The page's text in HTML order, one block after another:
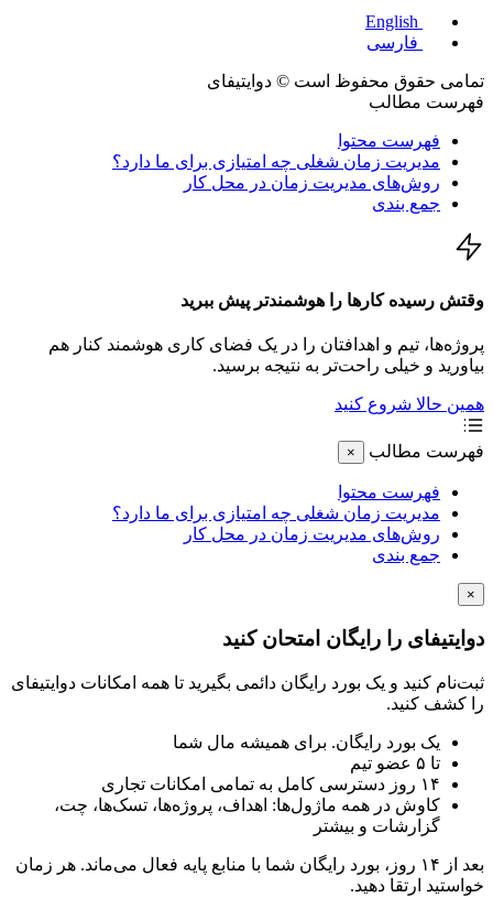
English
فارسی
حقوق محفوظ است © دوایتیفای
مطالب
فهرست محتوا
مدیریت زمان شغلی چه امتیازی برای ما دارد؟
روش‌های مدیریت زمان در محل کار
جمع بندی
رسیده کارها را هوشمندتر پیش ببرید
تیم و اهدافتان را در یک فضای کاری هوشمند کنار هم
و خیلی راحت‌تر به نتیجه برسید.
حالا شروع کنید
مطالب ×
فهرست محتوا
مدیریت زمان شغلی چه امتیازی برای ما دارد؟
روش‌های مدیریت زمان در محل کار
جمع بندی
را رایگان امتحان کنید
کنید و یک بورد رایگان دائمی بگیرید تا همه امکانات دوایتیفای
کنید.
یک بورد رایگان. برای همیشه مال شما
۱۴ روز دسترسی کامل به تمامی امکانات تجاری
کاوش در همه ماژول‌ها: اهداف، پروژه‌ها، تسک‌ها، چت،
گزارشات و بیشتر
بعد از ۱۴ روز، بورد رایگان شما با منابع پایه فعال می‌ماند. هر زمان
ارتقا دهید.